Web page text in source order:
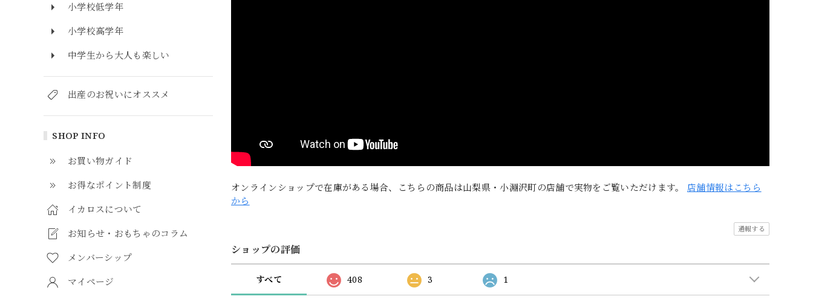
小学校低学年
小学校高学年
中学生から大人も楽しい
出産のお祝いにオススメ
SHOP INFO
お買い物ガイド
お得なポイント制度
イカロスについて
お知らせ・おもちゃのコラム
メンバーシップ
マイページ
オンラインショップで在庫がある場合、こちらの商品は山梨県・小淵沢町の店舗で実物をご覧いただけます。 店舗情報はこちら
から
通報する
ショップの評価
すべて 408 3 1